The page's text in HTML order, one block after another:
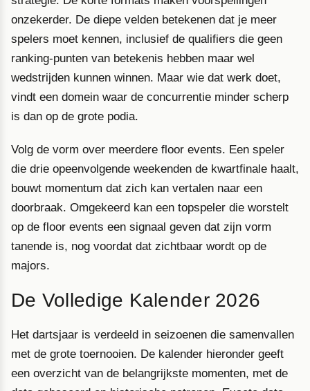
onzekerder. De diepe velden betekenen dat je meer
spelers moet kennen, inclusief de qualifiers die geen
ranking-punten van betekenis hebben maar wel
wedstrijden kunnen winnen. Maar wie dat werk doet,
vindt een domein waar de concurrentie minder scherp
is dan op de grote podia.
Volg de vorm over meerdere floor events. Een speler
die drie opeenvolgende weekenden de kwartfinale haalt,
bouwt momentum dat zich kan vertalen naar een
doorbraak. Omgekeerd kan een topspeler die worstelt
op de floor events een signaal geven dat zijn vorm
tanende is, nog voordat dat zichtbaar wordt op de
majors.
De Volledige Kalender 2026
Het dartsjaar is verdeeld in seizoenen die samenvallen
met de grote toernooien. De kalender hieronder geeft
een overzicht van de belangrijkste momenten, met de